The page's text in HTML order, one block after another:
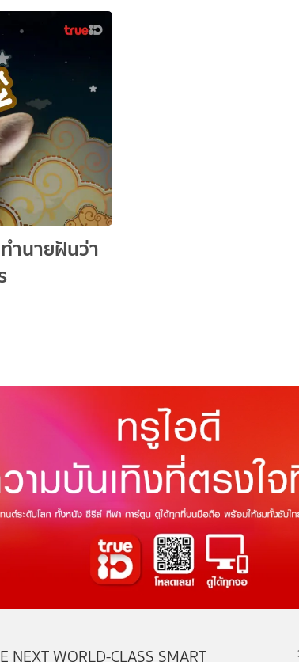
ำนายฝันว่า
NEXT WORLD-CLASS SMART